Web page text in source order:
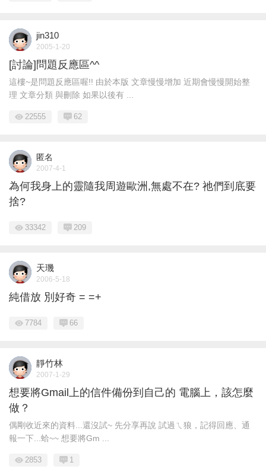
jin310
2005-1-20
[討論]問題反應區^^
這樓~是問題反應區喔!! 由於本版 文章慢慢增加 近期會慢慢開始整
理 文章分類 與刪除 如果以後有 ...
22555 62
匿名
2007-4-1
為何我身上的靈隨我周遊歐洲,無處不在? 祂們到底要
捨?
33342 209
天璣
2006-5-18
純借放 別好奇 = =+
7784 66
靜竹林
2007-1-29
想要將Gmail上的信件備份到自己的 電腦上，該怎麼
做？
偶剛收近來的資料...還沒試~ 先分享再說 試過ㄟ狼，記得回應、通
報一下...蛤~~ 想要將Gm ...
2853 1